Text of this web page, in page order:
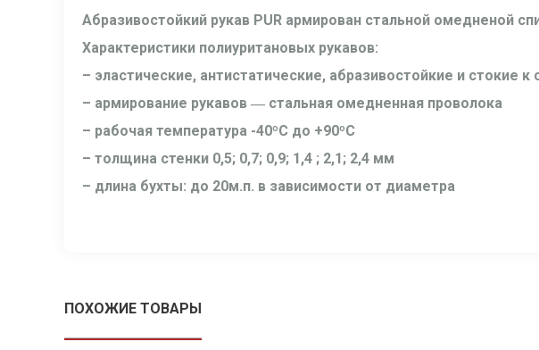
Абразивостойкий рукав PUR армирован стальной омедненой
Характеристики полиуритановых рукавов:
– эластические, антистатические, абразивостойкие и стокие
– армирование рукавов ― стальная омедненная проволока
– рабочая температура -40ºС до +90ºС
– толщина стенки 0,5; 0,7; 0,9; 1,4 ; 2,1; 2,4 мм
– длина бухты: до 20м.п. в зависимости от диаметра
ПОХОЖИЕ ТОВАРЫ